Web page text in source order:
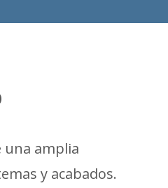
una amplia
y acabados.